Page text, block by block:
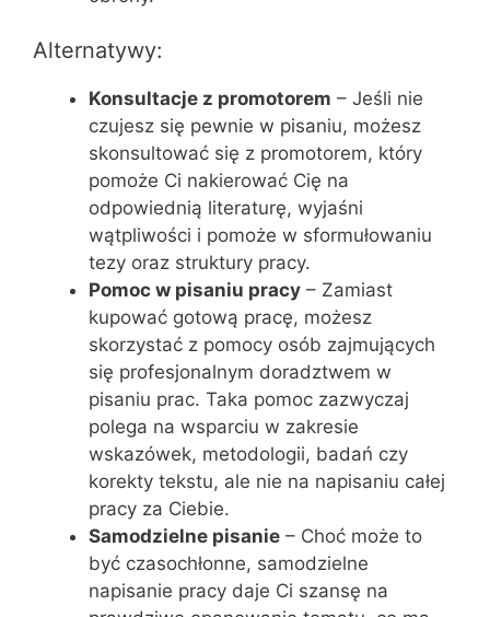
Alternatywy:
Konsultacje z promotorem – Jeśli nie
czujesz się pewnie w pisaniu, możesz
skonsultować się z promotorem, który
pomoże Ci nakierować Cię na
odpowiednią literaturę, wyjaśni
wątpliwości i pomoże w sformułowaniu
tezy oraz struktury pracy.
Pomoc w pisaniu pracy – Zamiast
kupować gotową pracę, możesz
skorzystać z pomocy osób zajmujących
się profesjonalnym doradztwem w
pisaniu prac. Taka pomoc zazwyczaj
polega na wsparciu w zakresie
wskazówek, metodologii, badań czy
korekty tekstu, ale nie na napisaniu całej
pracy za Ciebie.
Samodzielne pisanie – Choć może to
być czasochłonne, samodzielne
napisanie pracy daje Ci szansę na